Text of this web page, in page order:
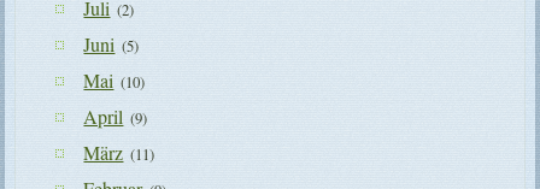
Juli (2)
Juni (5)
Mai (10)
April (9)
März (11)